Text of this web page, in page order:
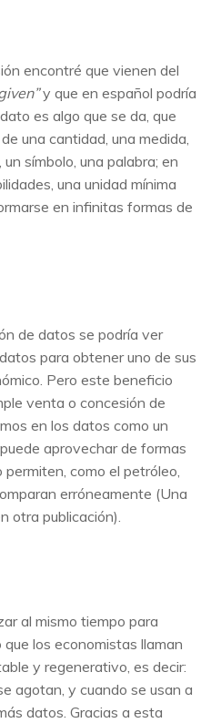
encontré que vienen del
y que en español podría
es algo que se da, que
una cantidad, una medida,
símbolo, una palabra; en
una unidad mínima
en infinitas formas de
de datos se podría ver
para obtener uno de sus
Pero este beneficio
venta o concesión de
en los datos como un
aprovechar de formas
como el petróleo,
erróneamente (Una
otra publicación).
al mismo tiempo para
los economistas llaman
y regenerativo, es decir:
agotan, y cuando se usan a
datos. Gracias a esta